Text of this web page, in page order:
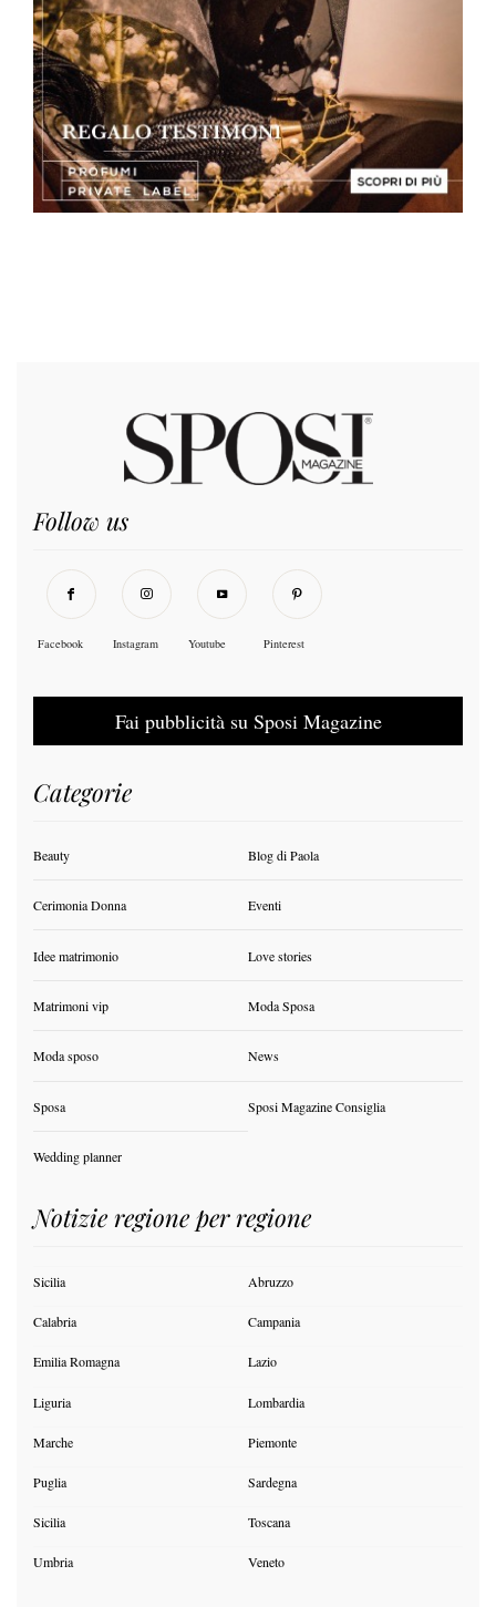
Follow us
Facebook Instagram Youtube Pinterest
Fai pubblicità su Sposi Magazine
Categorie
Beauty Blog di Paola
Cerimonia Donna Eventi
Idee matrimonio Love stories
Matrimoni vip Moda Sposa
Moda sposo News
Sposa Sposi Magazine Consiglia
Wedding planner
Notizie regione per regione
Sicilia Abruzzo
Calabria Campania
Emilia Romagna Lazio
Liguria Lombardia
Marche Piemonte
Puglia Sardegna
Sicilia Toscana
Umbria Veneto